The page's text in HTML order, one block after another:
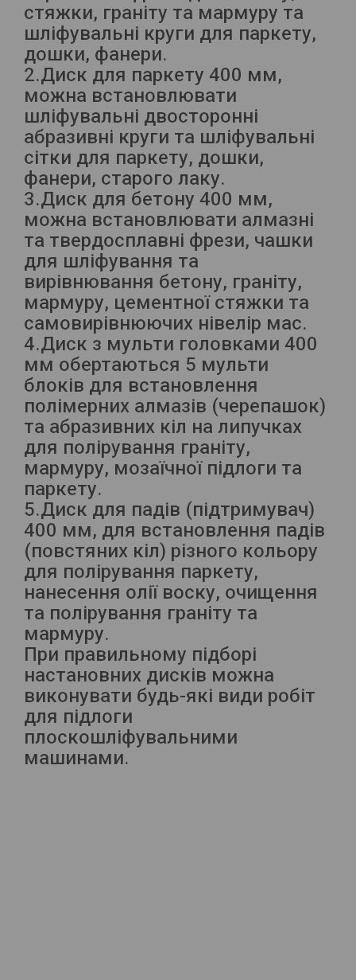
стяжки, граніту та мармуру та
шліфувальні круги для паркету,
дошки, фанери.
2.Диск для паркету 400 мм,
можна встановлювати
шліфувальні двосторонні
абразивні круги та шліфувальні
сітки для паркету, дошки,
фанери, старого лаку.
3.Диск для бетону 400 мм,
можна встановлювати алмазні
та твердосплавні фрези, чашки
для шліфування та
вирівнювання бетону, граніту,
мармуру, цементної стяжки та
самовирівнюючих нівелір мас.
4.Диск з мульти головками 400
мм обертаються 5 мульти
блоків для встановлення
полімерних алмазів (черепашок)
та абразивних кіл на липучках
для полірування граніту,
мармуру, мозаїчної підлоги та
паркету.
5.Диск для падів (підтримувач)
400 мм, для встановлення падів
(повстяних кіл) різного кольору
для полірування паркету,
нанесення олії воску, очищення
та полірування граніту та
мармуру.
При правильному підборі
настановних дисків можна
виконувати будь-які види робіт
для підлоги
плоскошліфувальними
машинами.